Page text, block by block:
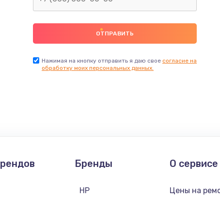
Нажимая на кнопку отправить я даю свое согласие на
обработку моих персональных данных.
Бренды
HP
О сервисе
Цены на